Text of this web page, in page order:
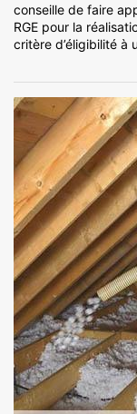
conseille de faire
RGE pour la
critère d’éligibilité à